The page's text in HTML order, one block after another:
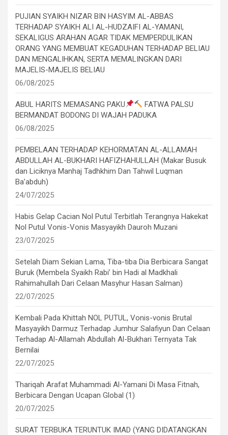
PUJIAN SYAIKH NIZAR BIN HASYIM AL-ABBAS
TERHADAP SYAIKH ALI AL-HUDZAIFI AL-YAMANI,
SEKALIGUS ARAHAN AGAR TIDAK MEMPERDULIKAN
ORANG YANG MEMBUAT KEGADUHAN TERHADAP BELIAU
DAN MENGALIHKAN, SERTA MEMALINGKAN DARI
MAJELIS-MAJELIS BELIAU
06/08/2025
ABUL HARITS MEMASANG PAKU
FATWA PALSU
BERMANDAT BODONG DI WAJAH PADUKA
06/08/2025
PEMBELAAN TERHADAP KEHORMATAN AL-ALLAMAH
ABDULLAH AL-BUKHARI HAFIZHAHULLAH (Makar Busuk
dan Liciknya Manhaj Tadhkhim Dan Tahwil Luqman
Ba’abduh)
24/07/2025
Habis Gelap Cacian Nol Putul Terbitlah Terangnya Hakekat
Nol Putul Vonis-Vonis Masyayikh Dauroh Muzani
23/07/2025
Setelah Diam Sekian Lama, Tiba-tiba Dia Berbicara Sangat
Buruk (Membela Syaikh Rabi’ bin Hadi al Madkhali
Rahimahullah Dari Celaan Masyhur Hasan Salman)
22/07/2025
Kembali Pada Khittah NOL PUTUL, Vonis-vonis Brutal
Masyayikh Darmuz Terhadap Jumhur Salafiyun Dan Celaan
Terhadap Al-Allamah Abdullah Al-Bukhari Ternyata Tak
Bernilai
22/07/2025
Thariqah Arafat Muhammadi Al-Yamani Di Masa Fitnah,
Berbicara Dengan Ucapan Global (1)
20/07/2025
SURAT TERBUKA TERUNTUK IMAD (YANG DIDATANGKAN